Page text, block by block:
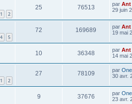
1 2
25 76513 par Ant
29 juin
4 5
72 169689 par Ant
19 mai
10 36348 par Ant
14 mai
1 2
27 78109 par
30 avr.
9 37676 par
23 avr.